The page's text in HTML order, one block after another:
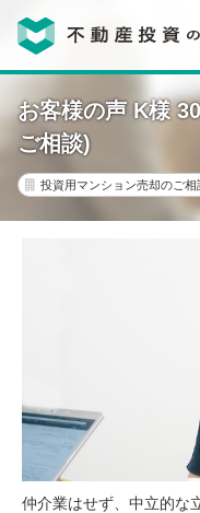
不動産投資のミカタと
講座・セミナー
不動産投資会社の評
ご質問・ご予約
営業時間：10:00〜19:00(
お客様の声 K様
ご相談)
投資用マンション売却のご相
仲介業はせず、中立的な